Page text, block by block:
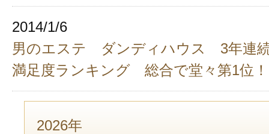
2014/1/6
男のエステ ダンディハウス 3年連
満足度ランキング 総合で堂々第1位
2026年